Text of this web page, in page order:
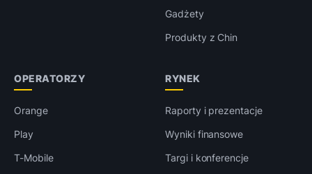
Gadżety
Produkty z Chin
OPERATORZY
Orange
Play
T-Mobile
RYNEK
Raporty i prezentacje
Wyniki finansowe
Targi i konferencje